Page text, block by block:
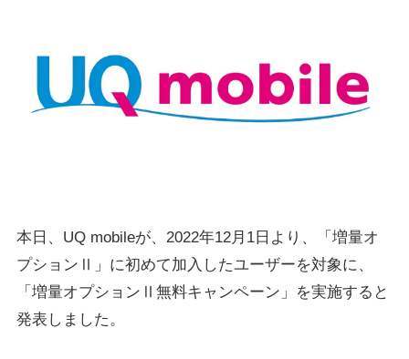
本日、UQ mobileが、2022年12月1日より、「増量オ
プションⅡ」に初めて加入したユーザーを対象に、
「増量オプションⅡ無料キャンペーン」を実施すると
発表しました。